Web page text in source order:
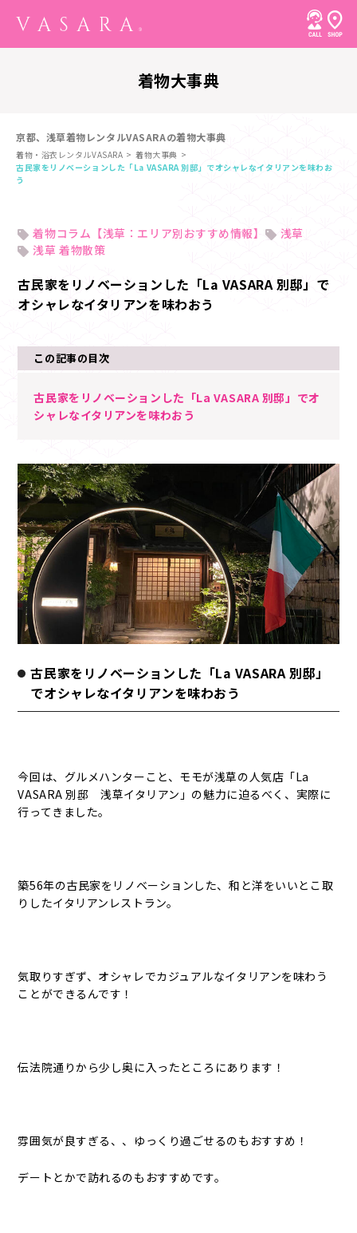
着物大事典
京都、浅草着物レンタルVASARAの着物大事典
着物・浴衣レンタルVASARA
着物大事典
古民家をリノベーションした「La VASARA 別邸」でオシャレなイタリアンを味わお
う
着物コラム【浅草：エリア別おすすめ情報】
浅草
浅草 着物散策
古民家をリノベーションした「La VASARA 別邸」で
オシャレなイタリアンを味わおう
この記事の目次
古民家をリノベーションした「La VASARA 別邸」でオ
シャレなイタリアンを味わおう
古民家をリノベーションした「La VASARA 別邸」
でオシャレなイタリアンを味わおう
今回は、グルメハンターこと、モモが浅草の人気店「La
VASARA 別邸 浅草イタリアン」の魅力に迫るべく、実際に
行ってきました。
築56年の古民家をリノベーションした、和と洋をいいとこ取
りしたイタリアンレストラン。
気取りすぎず、オシャレでカジュアルなイタリアンを味わう
ことができるんです！
伝法院通りから少し奥に入ったところにあります！
雰囲気が良すぎる、、ゆっくり過ごせるのもおすすめ！
デートとかで訪れるのもおすすめです。